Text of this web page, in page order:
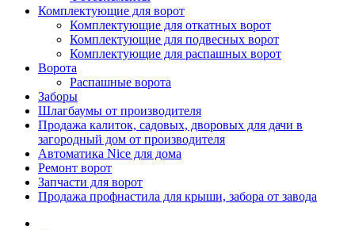
Комплектующие для ворот
Комплектующие для откатных ворот
Комплектующие для подвесных ворот
Комплектующие для распашных ворот
Ворота
Распашные ворота
Заборы
Шлагбаумы от производителя
Продажа калиток, садовых, дворовых для дачи в
загородный дом от производителя
Автоматика Nice для дома
Ремонт ворот
Запчасти для ворот
Продажа профнастила для крыши, забора от завода